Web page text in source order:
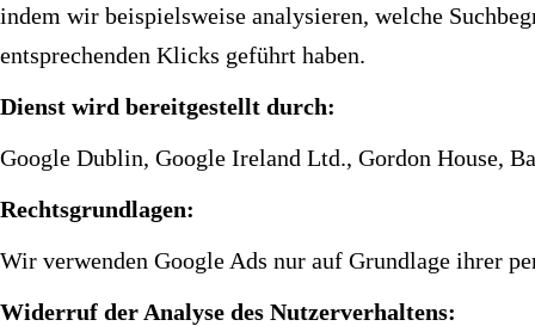
indem wir beispielsweise analysieren, welche
entsprechenden Klicks geführt haben.
Dienst wird bereitgestellt durch:
Google Dublin, Google Ireland Ltd., Gordon House,
Rechtsgrundlagen:
Wir verwenden Google Ads nur auf Grundlage ihrer
Widerruf der Analyse des Nutzerverhaltens: